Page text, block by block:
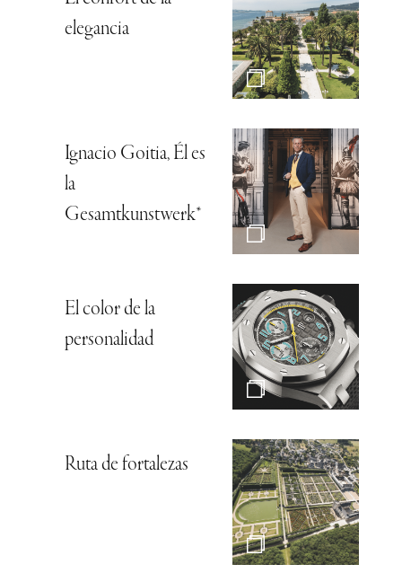
elegancia
Ignacio Goitia, Él es
la
Gesamtkunstwerk*
El color de la
personalidad
Ruta de fortalezas